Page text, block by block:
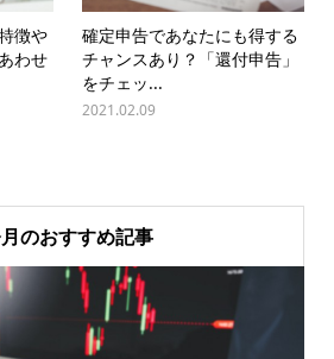
徴や
わせ
確定申告であなたにも得する
チャンスあり？「還付申告」
をチェッ...
2021.02.09
のおすすめ記事